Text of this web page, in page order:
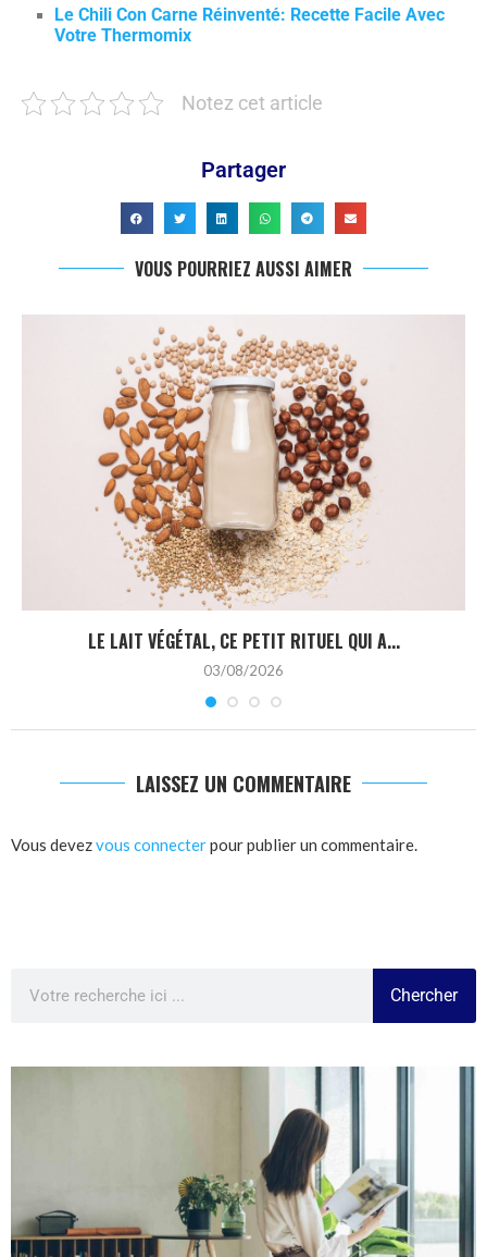
Le Chili Con Carne Réinventé: Recette Facile Avec
Votre Thermomix
Notez cet article
Partager
VOUS POURRIEZ AUSSI AIMER
LE LAIT VÉGÉTAL, CE PETIT RITUEL QUI A...
03/08/2026
LAISSEZ UN COMMENTAIRE
Vous devezvous connecterpour publier un commentaire.
Chercher